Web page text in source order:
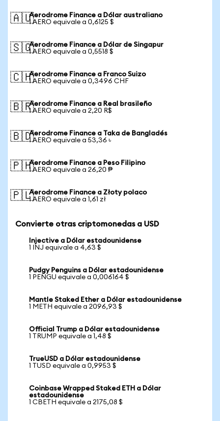
🇦🇺Aerodrome Finance a Dólar australiano
1 AERO equivale a 0,6125 $
🇸🇬Aerodrome Finance a Dólar de Singapur
1 AERO equivale a 0,5518 $
🇨🇭Aerodrome Finance a Franco Suizo
1 AERO equivale a 0,3496 CHF
🇧🇷Aerodrome Finance a Real brasileño
1 AERO equivale a 2,20 R$
🇧🇩Aerodrome Finance a Taka de Bangladés
1 AERO equivale a 53,36 ৳
🇵🇭Aerodrome Finance a Peso Filipino
1 AERO equivale a 26,20 ₱
🇵🇱Aerodrome Finance a Złoty polaco
1 AERO equivale a 1,61 zł
Convierte otras criptomonedas a USD
Injective a Dólar estadounidense
1 INJ equivale a 4,63 $
Pudgy Penguins a Dólar estadounidense
1 PENGU equivale a 0,006164 $
Mantle Staked Ether a Dólar estadounidense
1 METH equivale a 2096,93 $
Official Trump a Dólar estadounidense
1 TRUMP equivale a 1,48 $
TrueUSD a Dólar estadounidense
1 TUSD equivale a 0,9953 $
Coinbase Wrapped Staked ETH a Dólar
estadounidense
1 CBETH equivale a 2175,08 $